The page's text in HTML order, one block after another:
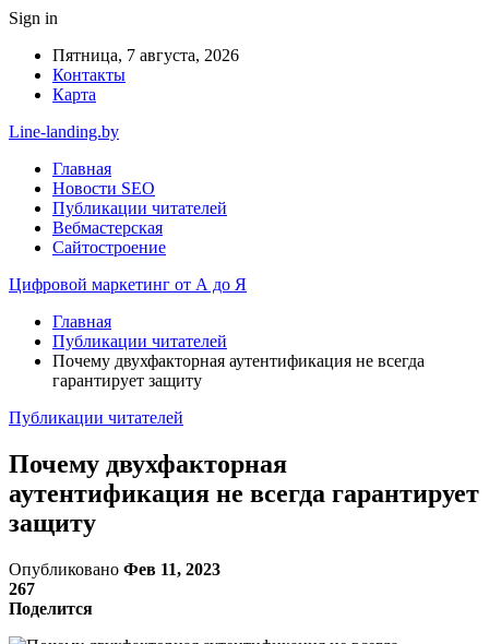
Sign in
Пятница, 7 августа, 2026
Контакты
Карта
Line-landing.by
Главная
Новости SEO
Публикации читателей
Вебмастерская
Сайтостроение
Цифровой маркетинг от А до Я
Главная
Публикации читателей
Почему двухфакторная аутентификация не всегда
гарантирует защиту
Публикации читателей
Почему двухфакторная
аутентификация не всегда гарантирует
защиту
Опубликовано Фев 11, 2023
267
Поделится